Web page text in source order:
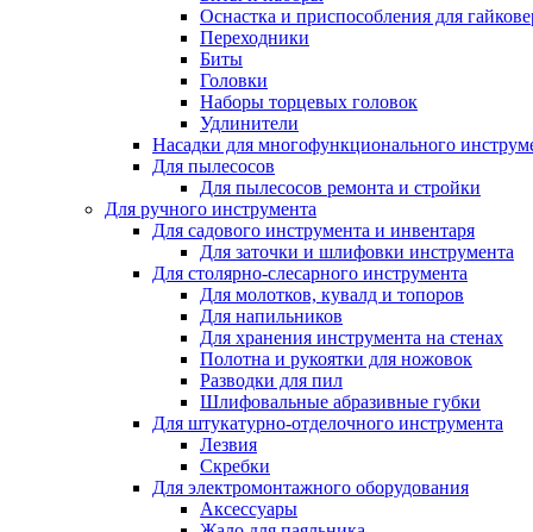
Оснастка и приспособления для
Переходники
Биты
Головки
Наборы торцевых головок
Удлинители
Насадки для многофункционального
Для пылесосов
Для пылесосов ремонта и стройки
Для ручного инструмента
Для садового инструмента и инвентаря
Для заточки и шлифовки инструмента
Для столярно-слесарного инструмента
Для молотков, кувалд и топоров
Для напильников
Для хранения инструмента на стенах
Полотна и рукоятки для ножовок
Разводки для пил
Шлифовальные абразивные губки
Для штукатурно-отделочного инструмента
Лезвия
Скребки
Для электромонтажного оборудования
Аксессуары